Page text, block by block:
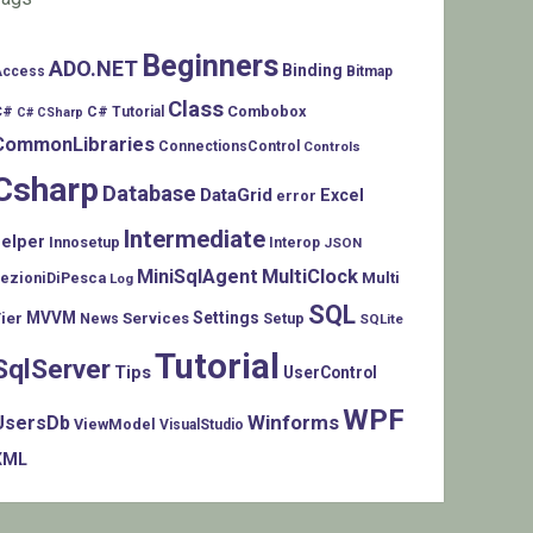
ADO.NET Beginners Binding Bitmap
C# CSharp C# Tutorial Class Combobox
ConnectionsControl Controls
Database DataGrid error Excel
Innosetup Intermediate Interop JSON
Log MiniSqlAgent MultiClock Multi
MVVM News Services Settings Setup SQL SQLite
TipsTutorial UserControl
ViewModel VisualStudio WinformsWPF